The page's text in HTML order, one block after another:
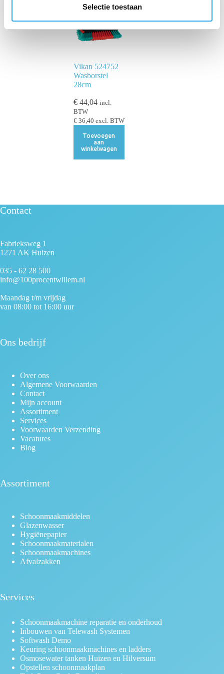
t
Selectie toestaan
Vikan 524752
Wasborstel
28cm
€44,04 incl.
BTW
€36,40 excl. BTW
Toevoegen
aan
winkelwagen
Contact
Fabrieksweg 1
1271 AK Huizen
035 - 62 28 500
info@100procentwillem.nl
Maandag t/m vrijdag
van 08:00 tot 16:00 uur
Ons bedrijf
Over ons
Algemene Voorwaarden
Contact
Mijn account
Assortiment
Services
Voorwaarden Verzending
Vacatures
Blog
Assortiment
Schoonmaakmiddelen
Glazenwasser
Hygiënepapier
Schoonmaakmaterialen
Schoonmaakmachines
Afvalzakken
Services
Schoonmaakmachine reparatie en onderhoud
Inbouwen van Telewash Systemen
Softwash Demo
Keuring schoonmaakmachines en ladders
Osmosewater tanken Huizen en Hilversum
Opstellen schoonmaakplan